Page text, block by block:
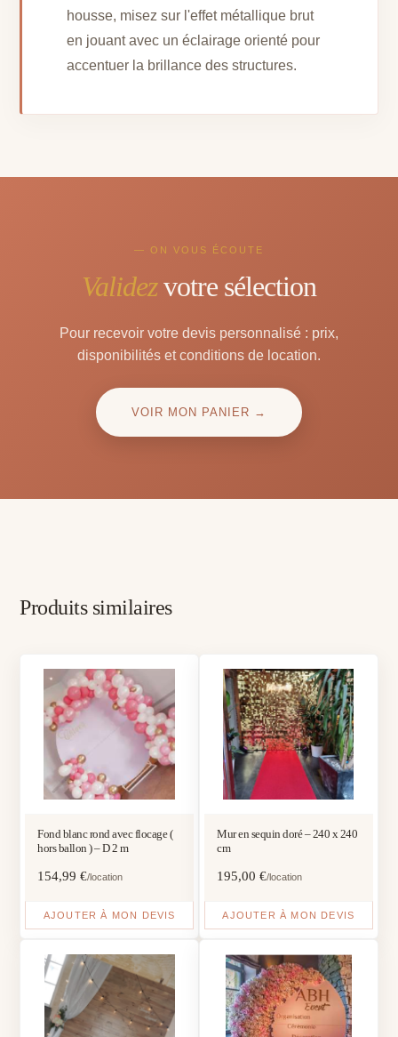
housse, misez sur l'effet métallique brut
en jouant avec un éclairage orienté pour
accentuer la brillance des structures.
— ON VOUS ÉCOUTE
Validezvotre sélection
Pour recevoir votre devis personnalisé : prix,
disponibilités et conditions de location.
VOIR MON PANIER →
Produits similaires
Fond blanc rond avec flocage (
hors ballon ) – D 2 m
154,99€/location
AJOUTER À MON DEVIS
Mur en sequin doré – 240 x 240
cm
195,00 €/location
AJOUTER À MON DEVIS